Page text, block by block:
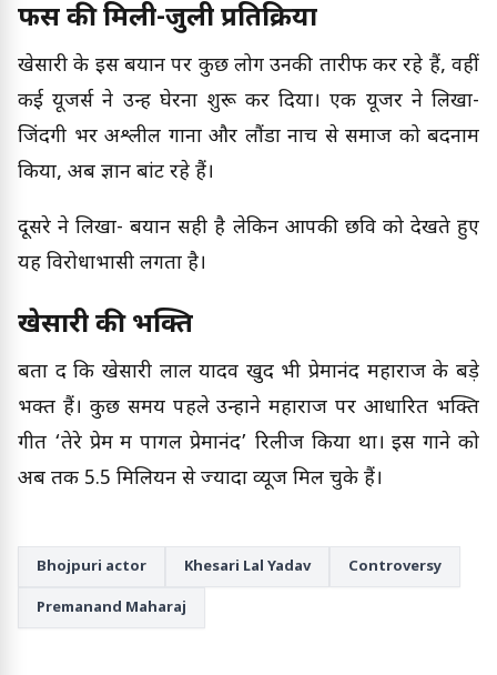
फैंस की मिली-जुली प्रतिक्रिया
खेसारी के इस बयान पर कुछ लोग उनकी तारीफ कर रहे हैं, वहीं
कई यूजर्स ने उन्हें घेरना शुरू कर दिया। एक यूजर ने लिखा-
जिंदगी भर अश्लील गानों और लौंडा नाच से समाज को बदनाम
किया, अब ज्ञान बांट रहे हैं।
दूसरे ने लिखा- बयान सही है लेकिन आपकी छवि को देखते हुए
यह विरोधाभासी लगता है।
खेसारी की भक्ति
बता दें कि खेसारी लाल यादव खुद भी प्रेमानंद महाराज के बड़े
भक्त हैं। कुछ समय पहले उन्होंने महाराज पर आधारित भक्ति
गीत ‘तेरे प्रेम में पागल प्रेमानंद’ रिलीज किया था। इस गाने को
अब तक 5.5 मिलियन से ज्यादा व्यूज मिल चुके हैं।
Bhojpuri actor Khesari Lal Yadav Controversy
Premanand Maharaj